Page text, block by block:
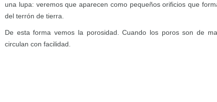
una lupa: veremos que aparecen como pequeños orificios que
del terrón de tierra.
De esta forma vemos la porosidad. Cuando los poros son de
circulan con facilidad.